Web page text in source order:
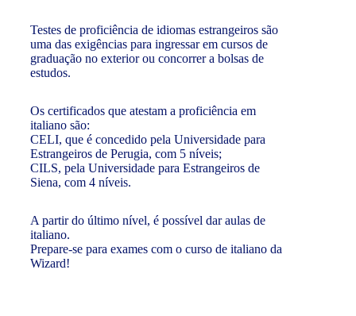
Testes de proficiência de idiomas estrangeiros são
uma das exigências para ingressar em cursos de
graduação no exterior ou concorrer a bolsas de
estudos.
Os certificados que atestam a proficiência em
italiano são:
CELI, que é concedido pela Universidade para
Estrangeiros de Perugia, com 5 níveis;
CILS, pela Universidade para Estrangeiros de
Siena, com 4 níveis.
A partir do último nível, é possível dar aulas de
italiano.
Prepare-se para exames com o curso de italiano da
Wizard!